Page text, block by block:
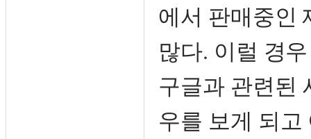
에서 판매중인
많다. 이럴 경
구글과 관련된
우를 보게 되